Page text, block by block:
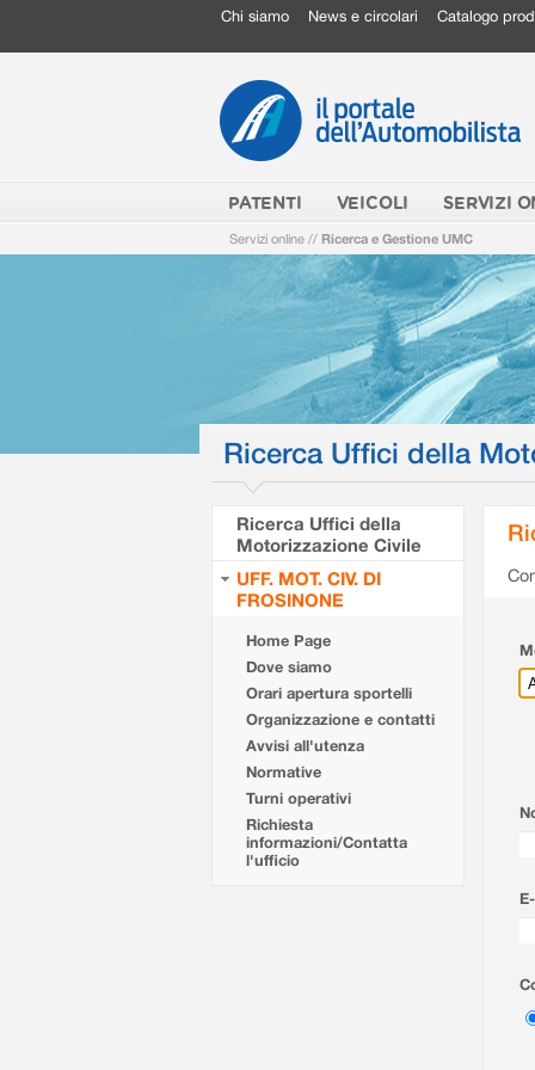
Chi siamo News e circolari Catalogo
PATENTI VEICOLI SERVIZI
Servizi online // Ricerca e Gestione UMC
Ricerca Uffici della
Ricerca Uffici della
Motorizzazione Civile
UFF. MOT. CIV. DI
FROSINONE
Home Page
Dove siamo
Orari apertura sportelli
Organizzazione e contatti
Avvisi all'utenza
Normative
Turni operativi
Richiesta
informazioni/Contatta
l'ufficio